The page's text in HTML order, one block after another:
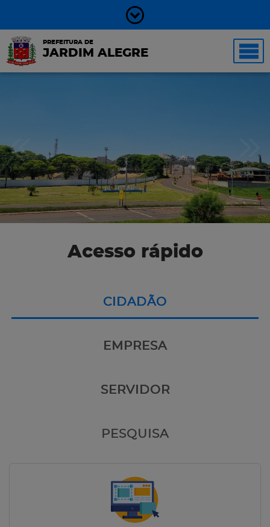
PREFEITURA DE
JARDIM ALEGRE
Acesso rápido
CIDADÃO
EMPRESA
SERVIDOR
PESQUISA